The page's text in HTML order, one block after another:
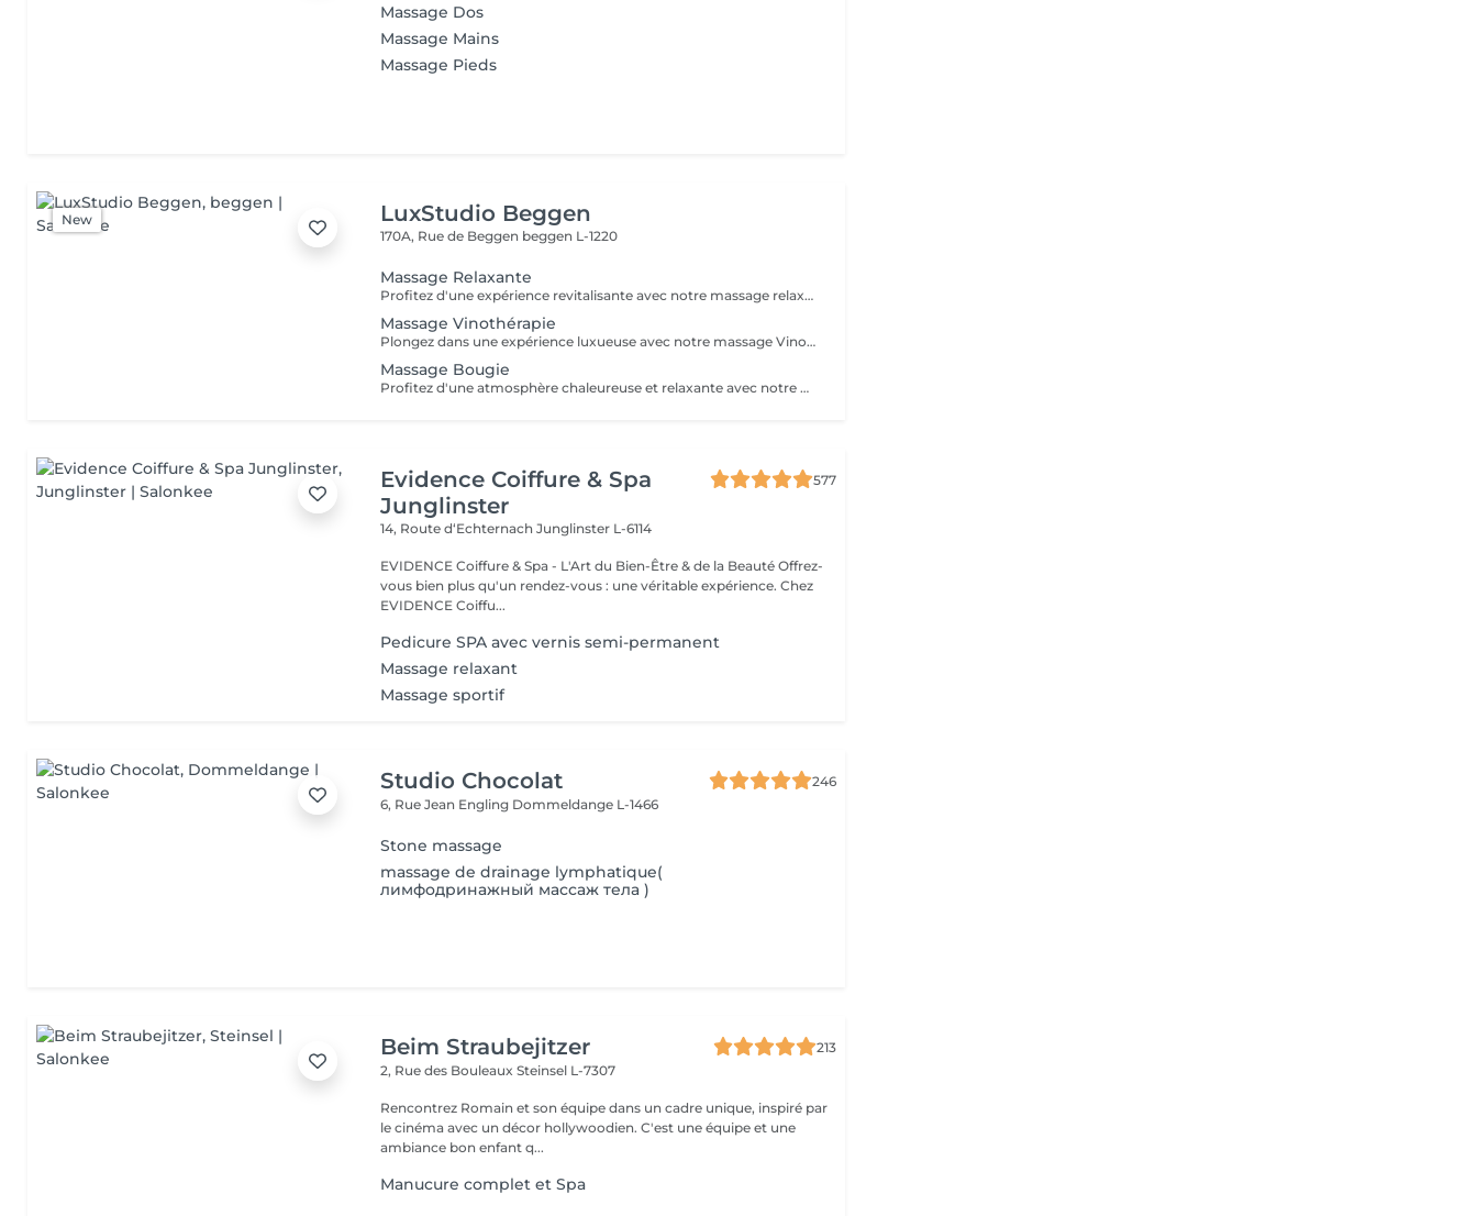
Massage Dos
Massage Mains
Massage Pieds
New LuxStudio Beggen
170A, Rue de Beggen beggen L-1220
Massage Relaxante
Profitez d'une expérience revitalisante avec notre massage relaxant de 40, 60 ou 90 minutes. Nos esthéticiennes utiliseront des techniques douces pour soulager les tensions musculaires, procurant une sensation de tranquillité. Le temps de préparation et d'installation de la cliente est inclus dans la période choisie, garantissant que chaque minute soit consacrée à votre bien-être. Profitez de ce moment pour rajeunir corps et esprit.
Massage Vinothérapie
Plongez dans une expérience luxueuse avec notre massage Vinothérapie de 40, 60 ou 90 minutes. Nos Esthetcienne experts utiliseront des techniques spécifiques, combinant les bienfaits du raisin pour apaiser vos muscles et offrir une sensation de détente profonde. Le temps de préparation et d'installation de la cliente est inclus dans la durée sélectionnée, garantissant une expérience dédiée à votre bien-être. Laissez-vous emporter par ce moment de délice, revitalisant à la fois votre corps et votre esprit.
Massage Bougie
Profitez d'une atmosphère chaleureuse et relaxante avec notre massage aux bougies de 40, 60 ou 90 minutes. Nos esthéticiennes spécialisées intègrent des bougies parfumées pour créer une ambiance paisible tout en appliquant des techniques douces visant à soulager les tensions musculaires. Le temps de préparation et d'installation de la cliente est inclus dans la période choisie, garantissant que chaque minute soit dédiée à votre bien-être. Offrez-vous une expérience de rajeunissement du corps et de l'esprit dans ce cadre serein.
Evidence Coiffure & Spa
Junglinster
577
14, Route d‘EchternachJunglinster L-6114
EVIDENCE Coiffure & Spa - L'Art du Bien-Être & de la Beauté Offrez-
vous bien plus qu'un rendez-vous : une véritable expérience. Chez
EVIDENCE Coiffu...
Pedicure SPA avec vernis semi-permanent
Massage relaxant
Massage sportif
Studio Chocolat
246
6, Rue Jean Engling Dommeldange L-1466
Stone massage
massage de drainage lymphatique(
лимфодринажный массаж тела )
Beim Straubejitzer
213
2, Rue des BouleauxSteinsel L-7307
Rencontrez Romain et son équipe dans un cadre unique, inspiré par
le cinéma avec un décor hollywoodien. C'est une équipe et une
ambiance bon enfant q...
Manucure complet et Spa